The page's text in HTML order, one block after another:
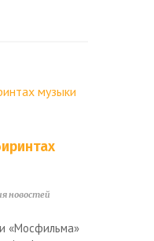
новостей
«Мосфильма»